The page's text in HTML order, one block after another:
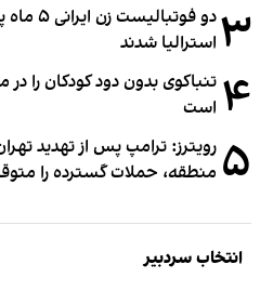
۳
دو
استرالیا شدند
۴ تنباکوی بدون دود کودکان را در
است
۵ رویترز: ترامپ پس از تهدید
منطقه، حملات گسترده را
انتخاب سردبیر